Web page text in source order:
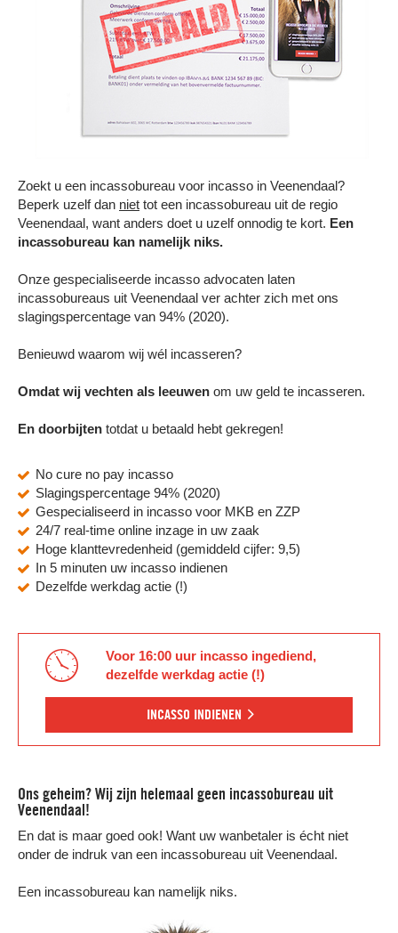
Zoekt u een incassobureau voor incasso in Veenendaal?
Beperk uzelf dan niet tot een incassobureau uit de regio
Veenendaal, want anders doet u uzelf onnodig te kort. Een
incassobureau kan namelijk niks.
Onze gespecialiseerde incasso advocaten laten
incassobureaus uit Veenendaal ver achter zich met ons
slagingspercentage van 94% (2020).
Benieuwd waarom wij wél incasseren?
Omdat wij vechten als leeuwen om uw geld te incasseren.
En doorbijten totdat u betaald hebt gekregen!
No cure no pay incasso
Slagingspercentage 94% (2020)
Gespecialiseerd in incasso voor MKB en ZZP
24/7 real-time online inzage in uw zaak
Hoge klanttevredenheid (gemiddeld cijfer: 9,5)
In 5 minuten uw incasso indienen
Dezelfde werkdag actie (!)
Voor 16:00 uur incasso ingediend,
dezelfde werkdag actie (!)
INCASSO INDIENEN
Ons geheim? Wij zijn helemaal geen incassobureau uit
Veenendaal!
En dat is maar goed ook! Want uw wanbetaler is écht niet
onder de indruk van een incassobureau uit Veenendaal.
Een incassobureau kan namelijk niks.